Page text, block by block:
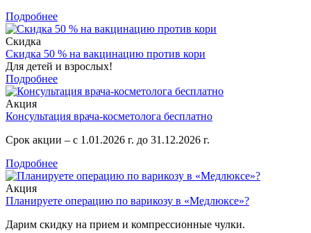
Подробнее
Скидка
Скидка 50 % на вакцинацию против кори
Для детей и взрослых!
Подробнее
Акция
Консультация врача-косметолога бесплатно
Срок акции – с 1.01.2026 г. до 31.12.2026 г.
Подробнее
Акция
Планируете операцию по варикозу в «Медлюксе»?
Дарим скидку на прием и компрессионные чулки.